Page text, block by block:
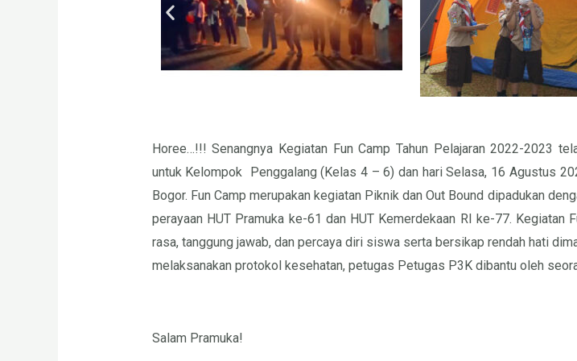
Horee…!!! Senangnya Kegiatan Fun Camp Tahun Pelajaran 2022-2023
untuk Kelompok Penggalang (Kelas 4 – 6) dan hari Selasa, 16 Agustus
Bogor. Fun Camp merupakan kegiatan Piknik dan Out Bound dipadukan
perayaan HUT Pramuka ke-61 dan HUT Kemerdekaan RI ke-77. Kegiatan
rasa, tanggung jawab, dan percaya diri siswa serta bersikap rendah hati
melaksanakan protokol kesehatan, petugas Petugas P3K dibantu oleh
Salam Pramuka!